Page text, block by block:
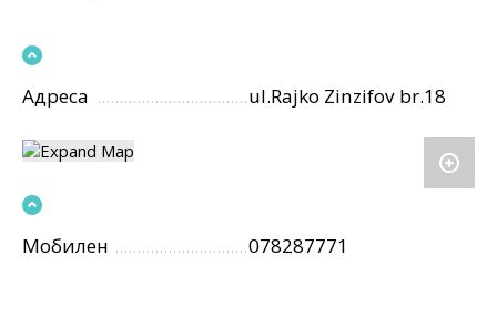
Адреса ul.Rajko Zinzifov br.18
Мобилен 078287771